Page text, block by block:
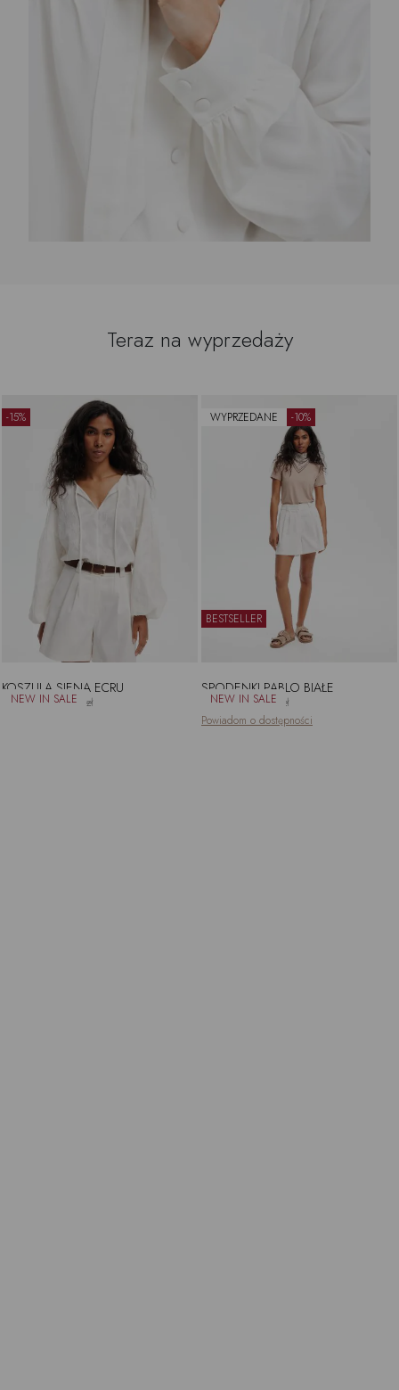
Teraz na wyprzedaży
KOSZULA SIENA ECRU
361.25zł 425.00zł
-15%
BESTSELLER
SPODENKI PABLO BIAŁE
404.10zł
449.00zł
Powiadom o dostępności
WYPRZEDANE -10%